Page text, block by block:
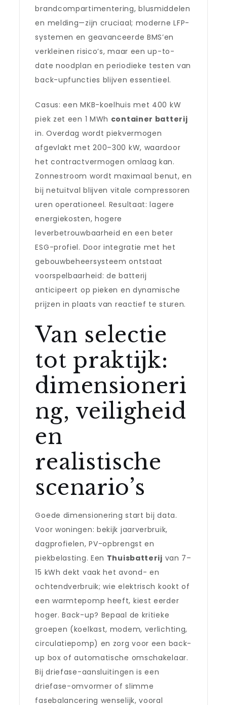
brandcompartimentering, blusmiddelen
en melding—zijn cruciaal; moderne LFP-
systemen en geavanceerde BMS’en
verkleinen risico’s, maar een up-to-
date noodplan en periodieke testen van
back-upfuncties blijven essentieel.
Casus: een MKB-koelhuis met 400 kW
piek zet een 1 MWh container batterij
in. Overdag wordt piekvermogen
afgevlakt met 200–300 kW, waardoor
het contractvermogen omlaag kan.
Zonnestroom wordt maximaal benut, en
bij netuitval blijven vitale compressoren
uren operationeel. Resultaat: lagere
energiekosten, hogere
leverbetrouwbaarheid en een beter
ESG-profiel. Door integratie met het
gebouwbeheersysteem ontstaat
voorspelbaarheid: de batterij
anticipeert op pieken en dynamische
prijzen in plaats van reactief te sturen.
Van selectie
tot praktijk:
dimensioneri
ng, veiligheid
en
realistische
scenario’s
Goede dimensionering start bij data.
Voor woningen: bekijk jaarverbruik,
dagprofielen, PV-opbrengst en
piekbelasting. Een Thuisbatterij van 7–
15 kWh dekt vaak het avond- en
ochtendverbruik; wie elektrisch kookt of
een warmtepomp heeft, kiest eerder
hoger. Back-up? Bepaal de kritieke
groepen (koelkast, modem, verlichting,
circulatiepomp) en zorg voor een back-
up box of automatische omschakelaar.
Bij driefase-aansluitingen is een
driefase-omvormer of slimme
fasebalancering wenselijk, vooral